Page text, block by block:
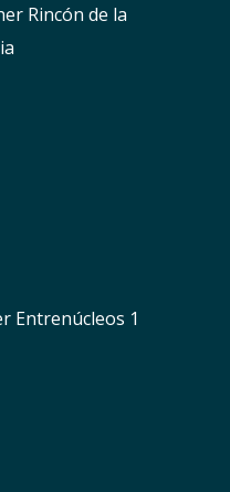
Rincón de la
Entrenúcleos 1